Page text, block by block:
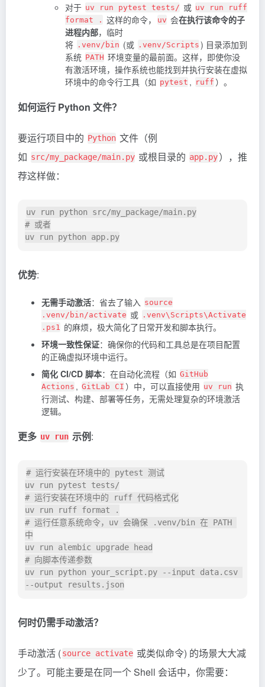
对于 uv run pytest tests/ 或 uv run ruff
format . 这样的命令， uv 会在执行该命令的子
进程内部，临时
将 .venv/bin (或 .venv/Scripts ) 目录添加到
系统 PATH 环境变量的最前面。这样，即使你没
有激活环境，操作系统也能找到并执行安装在虚拟
环境中的命令行工具（如 pytest , ruff ）。
如何运行 Python 文件？
要运行项目中的 Python 文件（例
如 src/my_package/main.py 或根目录的 app.py），推
荐这样做：
uv run python src/my_package/main.py
# 或者
优势:
无需手动激活：省去了输入 source
.venv/bin/activate 或
.venv\Scripts\Activate
.ps1 的麻烦，极大简化了日常开发和脚本执行。
环境一致性保证：确保你的代码和工具总是在项目配置
的正确虚拟环境中运行。
简化 CI/CD 脚本：在自动化流程（如 GitHub
Actions , GitLab CI ）中，可以直接使用 uv run 执
行测试、构建、部署等任务，无需处理复杂的环境激活
逻辑。
更多 uv run 示例:
# 运行安装在环境中的 pytest 测试
uv run pytest tests/
# 运行安装在环境中的 ruff 代码格式化
uv run ruff format .
# 运行任意系统命令，uv 会确保 .venv/bin 在 PATH
中
uv run alembic upgrade head
# 向脚本传递参数
uv run python your_script.py --input data.csv
何时仍需手动激活？
手动激活 (source activate 或类似命令) 的场景大大减
少了。可能主要是在同一个 Shell 会话中，你需要：